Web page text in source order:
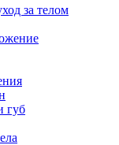
за телом
губ